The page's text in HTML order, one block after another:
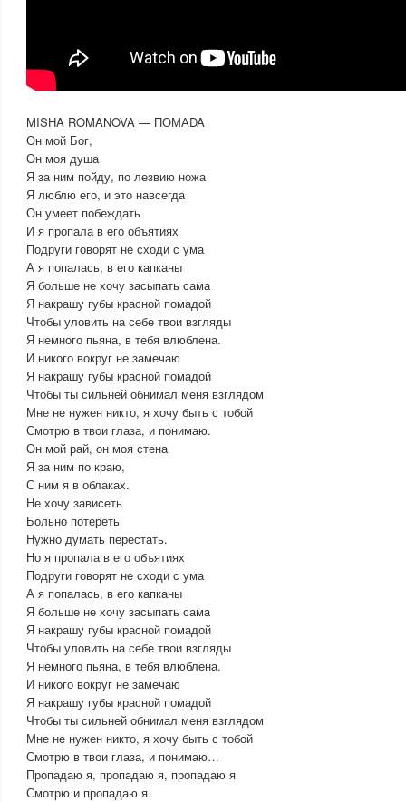
MISHA ROMANOVA — ПОМАDA
Он мой Бог,
Он моя душа
Я за ним пойду, по лезвию ножа
Я люблю его, и это навсегда
Он умеет побеждать
И я пропала в его объятиях
Подруги говорят не сходи с ума
А я попалась, в его капканы
Я больше не хочу засыпать сама
Я накрашу губы красной помадой
Чтобы уловить на себе твои взгляды
Я немного пьяна, в тебя влюблена.
И никого вокруг не замечаю
Я накрашу губы красной помадой
Чтобы ты сильней обнимал меня взглядом
Мне не нужен никто, я хочу быть с тобой
Смотрю в твои глаза, и понимаю.
Он мой рай, он моя стена
Я за ним по краю,
С ним я в облаках.
Не хочу зависеть
Больно потереть
Нужно думать перестать.
Но я пропала в его объятиях
Подруги говорят не сходи с ума
А я попалась, в его капканы
Я больше не хочу засыпать сама
Я накрашу губы красной помадой
Чтобы уловить на себе твои взгляды
Я немного пьяна, в тебя влюблена.
И никого вокруг не замечаю
Я накрашу губы красной помадой
Чтобы ты сильней обнимал меня взглядом
Мне не нужен никто, я хочу быть с тобой
Смотрю в твои глаза, и понимаю…
Пропадаю я, пропадаю я, пропадаю я
Смотрю и пропадаю я.